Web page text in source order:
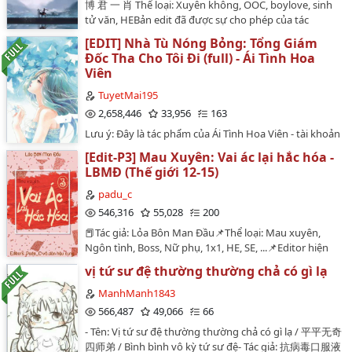
27/11/2019 ~ 14/6/2020 Bản Việt Edit: 07/12/2019 ~
15/6/2020 Lời Editor: - Miễn giữ tên editor và trang
wordpress của mình trên mỗi chương, bạn muốn
mang đi đâu cũng được. Edit vì thú vui, vì muốn đọc
truyện này cho hài, nên cũng không quá quan tâm cái
cũng không biết, bản edit chỉ đúng 80%, lần đầu edit tu
chân nên có thể không mượt mà. - Vài lời về truyện:
song hướng yêu thầm, vì hổ thẹn và thù nhà nên đành
đao kiếm tương hướng. Kiếp sau gặp lại, chăm sóc
nhưng chưa thể nói câu yêu do dằn vặt kiếp trước, sau
dần dần tỏ rõ lòng mình. Nội tâm hai bên phức tạp thể
hiện tinh tế qua hành động, công thụ hỗ sủng. Bối
cảnh tu chân thiết lập thú vị, thế giới rộng lớn.…
博 君 一 肖 Thể loại: Xuyên không, OOC, boylove, sinh
tử văn, HEBản edit đã được sự cho phép của tác
giảKhông tiếp các bạn kì thị boylove, only Bác ghét
Chiến hoặc ngược lại 🚫🚫🚫Mọi chi tiết trong truyện
đều là sản phẩm của trí tưởng tượng.Tình trạng: Đã
hoànLink gốc:
https://www.wattpad.com/story/108497473-vương-
phi-thất-sủng-lộ-lộ-nàng-dám…
[EDIT] Nhà Tù Nóng Bỏng: Tổng Giám
Đốc Tha Cho Tôi Đi (full) - Ái Tình Hoa
Viên
TuyetMai195
2,658,446
33,956
163
Lưu ý: Đây là tác phẩm của Ái Tình Hoa Viên - tài khoản
wattpad này chỉ có chức năng duy nhất là đăng tải lại
từ nguồn khác! Nhà tù nóng bỏng: Tổng giám đốc tha
cho tôi đi kễ về một học sinh ưu tú, xuất sắc. vì trời đất
xui khiến tạo nên một cuộc gặp gỡ bất ngờ, thay đổi cả
cuộc đời của cô... Đễ kiếm tiền chữa bệnh cho cha mẹ,
tình nhân của Phàm Ngự.và 1 bản hơp đồng tình nhân
đầy đau khổ cũng từ đó.Đoạn tình một ---- Phàm Ngự:
"Ký nó, ngay lập tức có thể lấy tiền đi." Đoạn tình hai ---
-: "A, đừng. Đau quá, đi ra ngoài, mau đi ra." Hắn nhẫn
tâm hung hăng tiến vào cơ thể cô, cả ngày lẫn đêm
đều muốn.Đoạn tình ba ---- Khi người yêu cũ của cô trở
về, hắn lại trừng phạt cô, nhục mạ cô. "Quả nhiên,
trong lòng cô có quỷ. Ở trên giường của Phàm Ngự tôi
[Edit-P3] Mau Xuyên: Vai ác lại hắc hóa -
LBMĐ (Thế giới 12-15)
padu_c
546,316
55,028
200
📕Tác giả: Lỏa Bôn Man Đầu📌Thể loại: Mau xuyên,
Ngôn tình, Boss, Nữ phụ, 1x1, HE, SE, ...📌Editor hiện
tại: PaduC, Bánh Bao Không Nhân, Tranthayday, 🎈Hợp
tác: RED, Bạch Lạc⚜️LỊCH: Đã nhanh nhất có thể (5-7
chương/ tuần)‼️Đọc kỹ hướng dẫn sử dụng trước khi
dùng: Mình đăng từng chương tiếp tục thế giới 8 ở
tường nhà mình. Để biết kỹ hơn, mời các bạn vào đọc
vị tứ sư đệ thường thường chả có gì lạ
ManhManh1843
566,487
49,066
66
- Tên: Vị tứ sư đệ thường thường chả có gì lạ / 平平无奇
四师弟 / Bình bình vô kỳ tứ sư đệ- Tác giả: 抗病毒口服液